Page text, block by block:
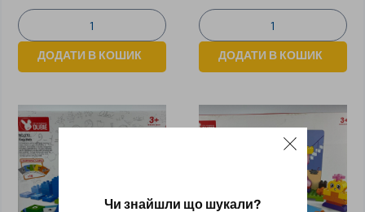
ДОДАТИ В КОШИК ДОДАТИ В КОШИК
Чи знайшли що шукали?